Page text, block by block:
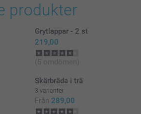
feedbacken! En personlig
både en praktisk och snygg detalj i
är jätteglada att kvaliteten motsvarar
Vi ser fram emot att få leverera
till dig i framtiden 🥰
produkter
Grytlappar - 2 st
219,00
(5 omdömen)
Skärbräda i trä
3 varianter
Från 289,00